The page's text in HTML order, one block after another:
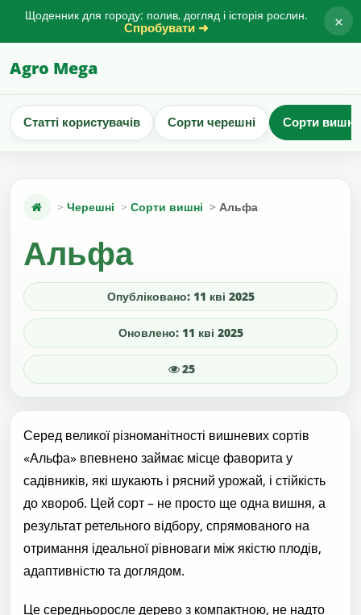
Щоденник для городу: полив, догляд і історія рослин.
Спробувати ➜ ×
Agro Mega
Статті користувачів Сорти черешні Сорти вишні
Черешні Сорти вишні Альфа
Альфа
Опубліковано: 11 кві 2025
Оновлено: 11 кві 2025
25
Серед великої різноманітності вишневих сортів
«Альфа» впевнено займає місце фаворита у
садівників, які шукають і рясний урожай, і стійкість
до хвороб. Цей сорт – не просто ще одна вишня, а
результат ретельного відбору, спрямованого на
отримання ідеальної рівноваги між якістю плодів,
адаптивністю та доглядом.
Це середньоросле дерево з компактною, не надто